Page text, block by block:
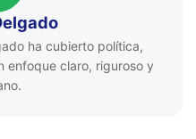
ha cubierto política,
enfoque claro, riguroso y